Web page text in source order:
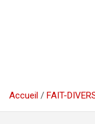
Accueil FAIT-